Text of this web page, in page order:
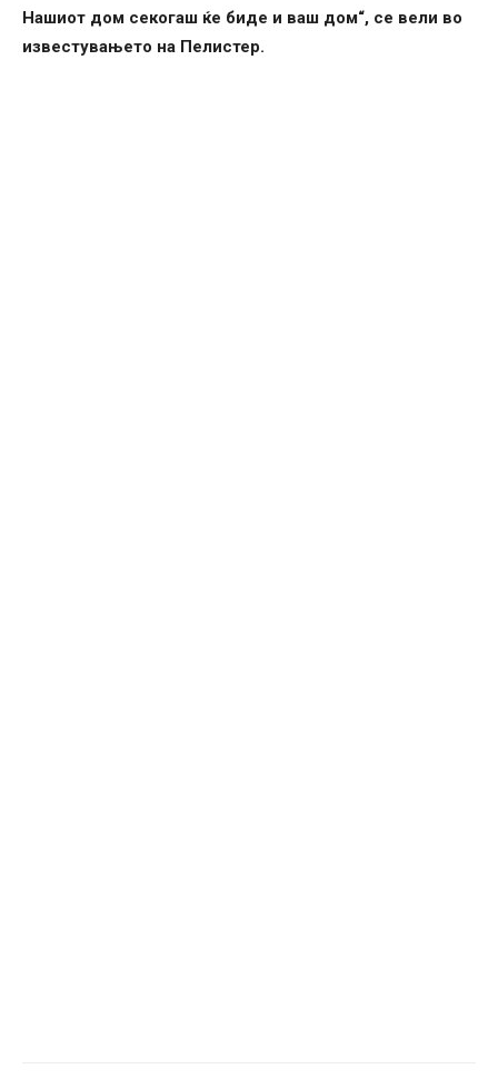
Нашиот дом секогаш ќе биде и ваш дом“, се вели во
известувањето на Пелистер.